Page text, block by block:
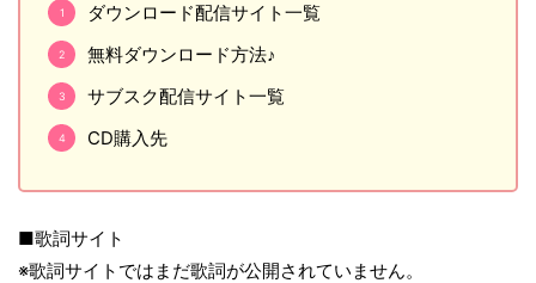
ダウンロード配信サイト一覧
無料ダウンロード方法♪
サブスク配信サイト一覧
CD購入先
■歌詞サイト
※歌詞サイトではまだ歌詞が公開されていません。